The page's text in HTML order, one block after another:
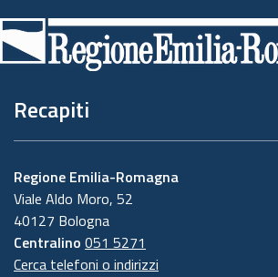
di
pagina
Recapiti
Regione Emilia-Romagna
Viale Aldo Moro, 52
40127 Bologna
Centralino 051 5271
Cerca telefoni o indirizzi